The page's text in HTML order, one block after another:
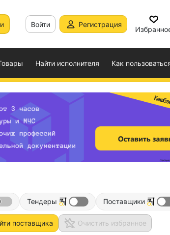
Войти Регистрация
Найти исполнителя Как
Тендеры Поставщики
поставщика Очистить избранное